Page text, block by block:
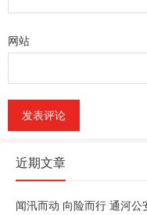
网站
近期文章
闻汛而动 向险而行 通河